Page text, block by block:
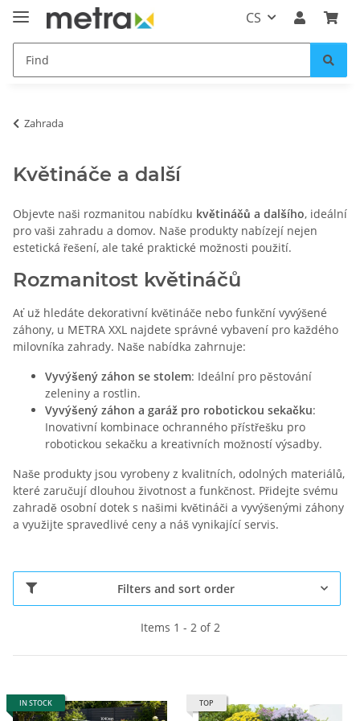
CS
Zahrada
Květináče a další
Objevte naši rozmanitou nabídku květináčů a dalšího, ideální
pro vaši zahradu a domov. Naše produkty nabízejí nejen
estetická řešení, ale také praktické možnosti použití.
Rozmanitost květináčů
Ať už hledáte dekorativní květináče nebo funkční vyvýšené
záhony, u METRA XXL najdete správné vybavení pro každého
milovníka zahrady. Naše nabídka zahrnuje:
Vyvýšený záhon se stolem: Ideální pro pěstování
zeleniny a rostlin.
Vyvýšený záhon a garáž pro robotickou sekačku:
Inovativní kombinace ochranného přístřešku pro
robotickou sekačku a kreativních možností výsadby.
Naše produkty jsou vyrobeny z kvalitních, odolných materiálů,
které zaručují dlouhou životnost a funkčnost. Přidejte svému
zahradě osobní dotek s našimi květináči a vyvýšenými záhony
a využijte spravedlivé ceny a náš vynikající servis.
Filters and sort order
Items 1 - 2 of 2
IN STOCK TOP